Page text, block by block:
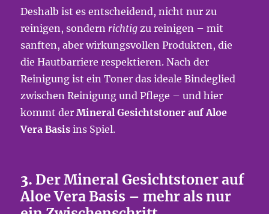
Deshalb ist es entscheidend, nicht nur zu
reinigen, sondern richtig zu reinigen – mit
sanften, aber wirkungsvollen Produkten, die
die Hautbarriere respektieren. Nach der
Reinigung ist ein Toner das ideale Bindeglied
zwischen Reinigung und Pflege – und hier
kommt derMineral Gesichtstoner auf Aloe
Vera Basis ins Spiel.
3.Der Mineral Gesichtstoner auf
Aloe Vera Basis – mehr als nur